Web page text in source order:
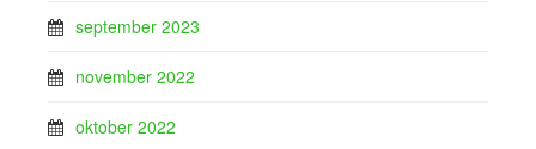
september 2023
november 2022
oktober 2022